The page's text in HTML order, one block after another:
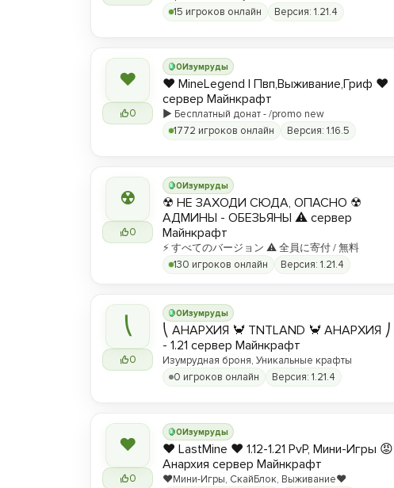
15 игроков онлайн
Версия: 1.21.4
❤
0
0Изумруды
❤️ MineLegend | Пвп,Выживание,Гриф ❤️
сервер Майнкрафт
▶️ Бесплатный донат - /promo new
1772 игроков онлайн
Версия: 1.16.5
☢
0
0Изумруды
☢ НЕ ЗАХОДИ СЮДА, ОПАСНО ☢
АДМИНЫ - ОБЕЗЬЯНЫ ⚠ сервер
Майнкрафт
⚡ すべてのバージョン ⚠ 全員に寄付 / 無料
130 игроков онлайн
Версия: 1.21.4
⎝
0
0Изумруды
⎝ АНАРХИЯ 🦀 TNTLAND 🦀 АНАРХИЯ ⎠
- 1.21 сервер Майнкрафт
Изумрудная броня, Уникальные крафты
0 игроков онлайн
Версия: 1.21.4
❤
0
0Изумруды
❤️ LastMine ❤️ 1.12-1.21 PvP, Мини-Игры 😡
Анархия сервер Майнкрафт
❤️Мини-Игры, СкайБлок, Выживание❤️